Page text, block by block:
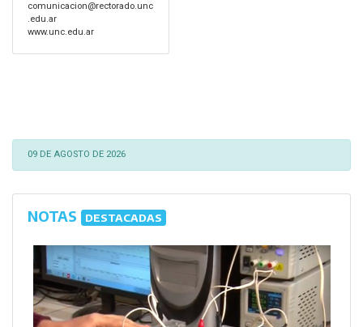
comunicacion@rectorado.unc
.edu.ar
www.unc.edu.ar
09 DE AGOSTO DE 2026
NOTAS DESTACADAS